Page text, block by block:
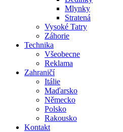
Mlynky
Stratená
Vysoké Tatry
Záhorie
Technika
Všeobecne
Reklama
Zahraničí
Itálie
Maďarsko
Německo
Polsko
Rakousko
Kontakt